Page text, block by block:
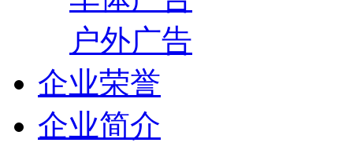
户外广告
企业荣誉
企业简介